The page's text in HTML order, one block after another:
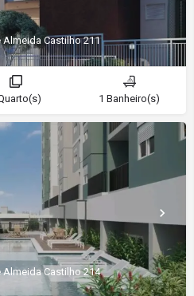
Almeida Castilho 211
1 Banheiro(s)
Almeida Castilho 214